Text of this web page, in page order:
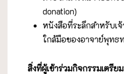
donation)
หนังสือที่ระลึกสำหรับเจ้
ใกล้มือของอาจาย์พุทธ
สิ่งที่ผู้เข้าร่วมกิจกรรมเตรีย